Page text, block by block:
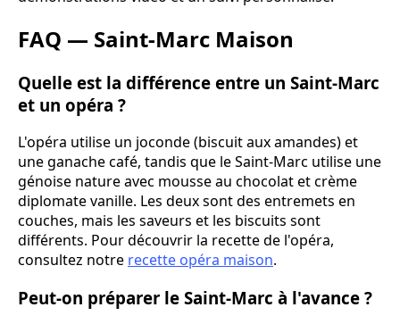
FAQ — Saint-Marc Maison
Quelle est la différence entre un Saint-Marc
et un opéra ?
L'opéra utilise un joconde (biscuit aux amandes) et
une ganache café, tandis que le Saint-Marc utilise une
génoise nature avec mousse au chocolat et crème
diplomate vanille. Les deux sont des entremets en
couches, mais les saveurs et les biscuits sont
différents. Pour découvrir la recette de l'opéra,
consultez notre recette opéra maison.
Peut-on préparer le Saint-Marc à l'avance ?